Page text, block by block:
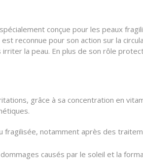
conçue pour les peaux
reconnue pour son action sur la
la peau. En plus de son rôle
grâce à sa concentration en
fragilisée, notamment après des
causés par le soleil et la